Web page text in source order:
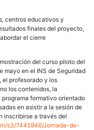
centros educativos y
finales del proyecto,
el cierre
del curso piloto del
mayo en el INS de Seguridad
el profesorado y los
los contenidos, la
formativo orientado
en asistir a la sesión de
inscribirse a través del
s3/7445946/Jornada-de-